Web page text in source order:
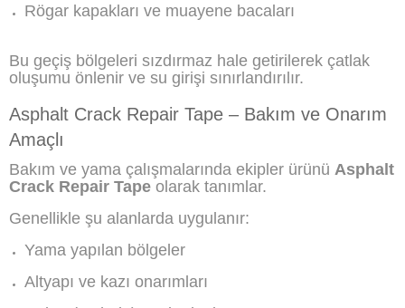
Rögar kapakları ve muayene bacaları
Bu geçiş bölgeleri sızdırmaz hale getirilerek çatlak
oluşumu önlenir ve su girişi sınırlandırılır.
Asphalt Crack Repair Tape – Bakım ve Onarım
Amaçlı
Bakım ve yama çalışmalarında ekipler ürünü Asphalt
Crack Repair Tape olarak tanımlar.
Genellikle şu alanlarda uygulanır:
Yama yapılan bölgeler
Altyapı ve kazı onarımları